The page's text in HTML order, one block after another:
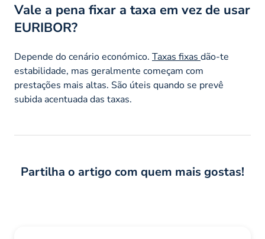
Vale a pena fixar a taxa em vez de usar
EURIBOR?
Depende do cenário económico. Taxas fixas dão-te
estabilidade, mas geralmente começam com
prestações mais altas. São úteis quando se prevê
subida acentuada das taxas.
Partilha o artigo com quem mais gostas!